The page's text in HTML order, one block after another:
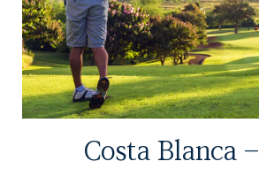
Costa Blanca –